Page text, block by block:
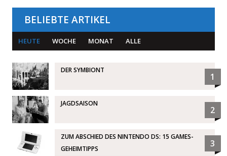
BELIEBTE ARTIKEL
HEUTE WOCHE MONAT ALLE
DER SYMBIONT
1
JAGDSAISON
2
ZUM ABSCHIED DES NINTENDO DS: 15 GAMES-
GEHEIMTIPPS
3